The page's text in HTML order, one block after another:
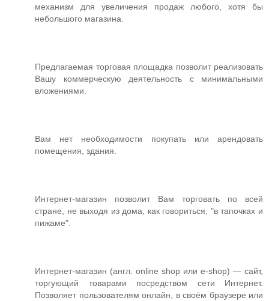
механизм для увеличения продаж любого, хотя бы
небольшого магазина.
Предлагаемая торговая площадка позволит реализовать
Вашу коммерческую деятельность с минимальными
вложениями.
Вам нет необходимости покупать или арендовать
помещения, здания.
Интернет-магазин позволит Вам торговать по всей
стране, не выходя из дома, как говориться, "в тапочках и
пижаме".
Интернет-магазин (англ. online shop или e-shop) — сайт,
торгующий товарами посредством сети Интернет.
Позволяет пользователям онлайн, в своём браузере или